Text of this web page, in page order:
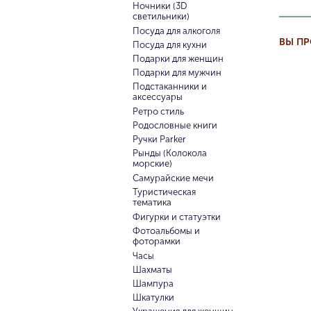
Ночники (3D
светильники)
Посуда для алкоголя
Посуда для кухни
Подарки для женщин
Подарки для мужчин
Подстаканники и
аксессуары
Ретро стиль
Родословные книги
Ручки Parker
Рынды (Колокола
морские)
Самурайские мечи
Туристическая
тематика
Фигурки и статуэтки
Фотоальбомы и
фоторамки
Часы
Шахматы
Шампура
Шкатулки
ВЫ